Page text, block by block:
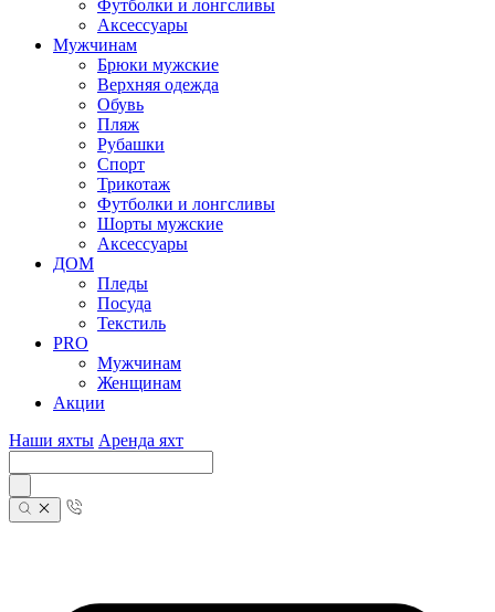
Футболки и лонгсливы
Аксессуары
Мужчинам
Брюки мужские
Верхняя одежда
Обувь
Пляж
Рубашки
Спорт
Трикотаж
Футболки и лонгсливы
Шорты мужские
Аксессуары
ДОМ
Пледы
Посуда
Текстиль
PRO
Мужчинам
Женщинам
Акции
Наши яхты Аренда яхт